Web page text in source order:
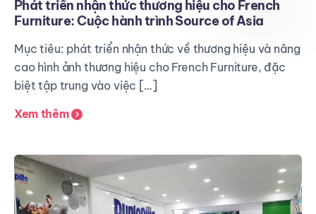
Phát triển nhận thức thương hiệu cho French
Furniture: Cuộc hành trình Source of Asia
Mục tiêu: phát triển nhận thức về thương hiệu và nâng
cao hình ảnh thương hiệu cho French Furniture, đặc
biệt tập trung vào việc […]
Xem thêm